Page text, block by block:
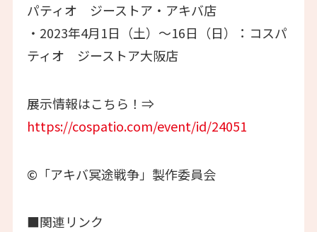
パティオ ジーストア・アキバ店
・2023年4月1日（土）～16日（日）：コスパ
ティオ ジーストア大阪店
展示情報はこちら！⇒
https://cospatio.com/event/id/24051
©「アキバ冥途戦争」製作委員会
■関連リンク